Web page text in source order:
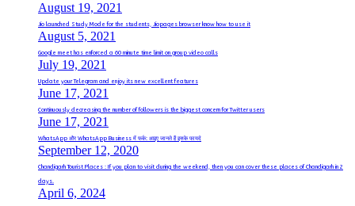
August 19, 2021
Jio launched Study Mode for the students, Jiopages browser know how to use it
August 5, 2021
Google meet has enforced a 60 minute time limit on group video calls
July 19, 2021
Update your Telegram and enjoy its new excellent features
June 17, 2021
Continuously decreasing the number of followers is the biggest concern for Twitter users
June 17, 2021
WhatsApp और WhatsApp Business में फर्क: आइए जानते हैं इसके फायदे
September 12, 2020
Chandigarh Tourist Places : If you plan to visit during the weekend, then you can cover these places of Chandigarh in 2
days.
April 6, 2024